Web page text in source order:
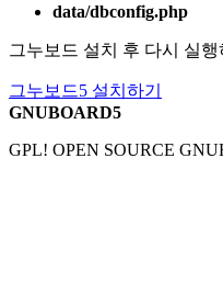
data/dbconfig.php
그누보드 설치 후 다시 실
그누보드5 설치하기
GNUBOARD5
GPL! OPEN SOURCE